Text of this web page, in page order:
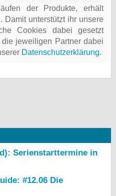
der Produkte, erhält
Damit unterstützt ihr unsere
Cookies dabei gesetzt
jeweiligen Partner dabei
Datenschutzerklärung.
Serienstarttermine in
#12.06 Die